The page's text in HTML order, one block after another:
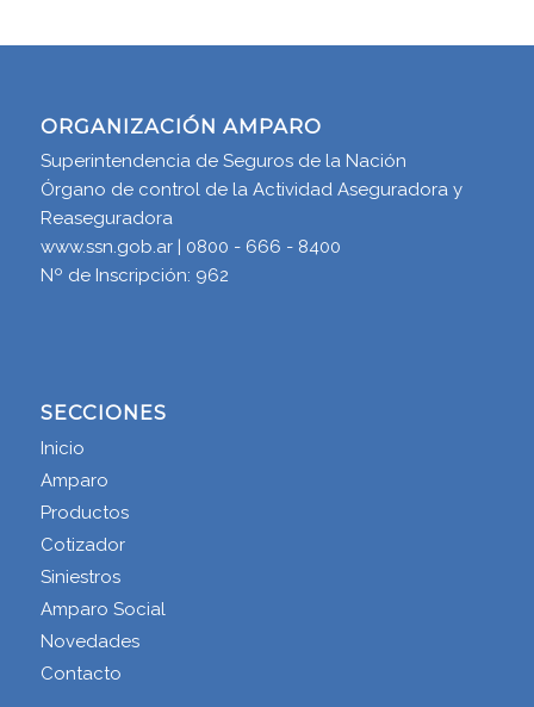
ORGANIZACIÓN AMPARO
Superintendencia de Seguros de la Nación
Órgano de control de la Actividad Aseguradora y
Reaseguradora
www.ssn.gob.ar | 0800 - 666 - 8400
Nº de Inscripción: 962
SECCIONES
Inicio
Amparo
Productos
Cotizador
Siniestros
Amparo Social
Novedades
Contacto